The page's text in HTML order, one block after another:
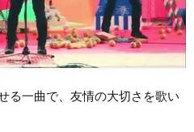
る一曲で、友情の大切さを歌い